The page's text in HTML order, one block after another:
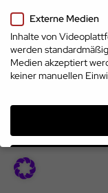
Externe Medien
Inhalte von
werden
Medien akzeptiert
keiner manuellen